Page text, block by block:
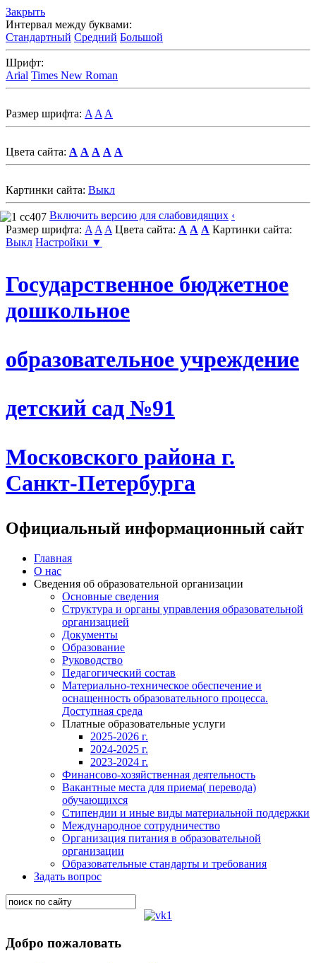
Закрыть
Интервал между буквами:
Стандартный Средний Большой
Шрифт:
Arial Times New Roman
Размер шрифта: A A A
Цвета сайта: A A A A A
Картинки сайта: Выкл
Включить версию для слабовидящих ‹
Размер шрифта: A A A Цвета сайта: A A A Картинки сайта:
Выкл Настройки ▼
Государственное бюджетное
дошкольное
образовательное учреждение
детский сад №91
Московского района г.
Санкт-Петербурга
Официальный информационный сайт
Главная
О нас
Сведения об образовательной организации
Основные сведения
Структура и органы управления образовательной
организацией
Документы
Образование
Руководство
Педагогический состав
Материально-техническое обеспечение и
оснащенность образовательного процесса.
Доступная среда
Платные образовательные услуги
2025-2026 г.
2024-2025 г.
2023-2024 г.
Финансово-хозяйственная деятельность
Вакантные места для приема( перевода)
обучающихся
Стипендии и иные виды материальной поддержки
Международное сотрудничество
Организация питания в образовательной
организации
Образовательные стандарты и требования
Задать вопрос
Добро пожаловать